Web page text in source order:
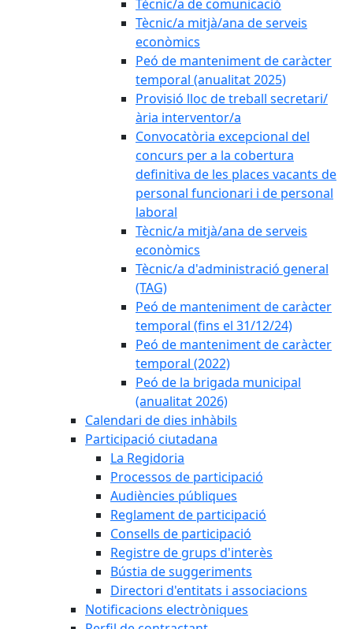
Tècnic/a de comunicació
Tècnic/a mitjà/ana de serveis
econòmics
Peó de manteniment de caràcter
temporal (anualitat 2025)
Provisió lloc de treball secretari/
ària interventor/a
Convocatòria excepcional del
concurs per a la cobertura
definitiva de les places vacants de
personal funcionari i de personal
laboral
Tècnic/a mitjà/ana de serveis
econòmics
Tècnic/a d'administració general
(TAG)
Peó de manteniment de caràcter
temporal (fins el 31/12/24)
Peó de manteniment de caràcter
temporal (2022)
Peó de la brigada municipal
(anualitat 2026)
Calendari de dies inhàbils
Participació ciutadana
La Regidoria
Processos de participació
Audiències públiques
Reglament de participació
Consells de participació
Registre de grups d'interès
Bústia de suggeriments
Directori d'entitats i associacions
Notificacions electròniques